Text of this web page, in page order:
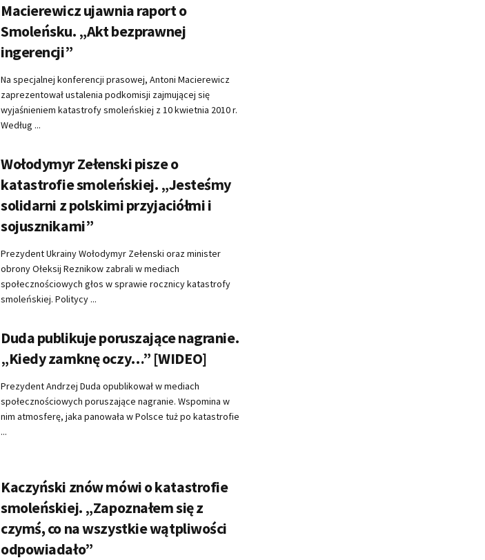
Macierewicz ujawnia raport o
Smoleńsku. „Akt bezprawnej
ingerencji”
Na specjalnej konferencji prasowej, Antoni Macierewicz
zaprezentował ustalenia podkomisji zajmującej się
wyjaśnieniem katastrofy smoleńskiej z 10 kwietnia 2010 r.
Według ...
Wołodymyr Zełenski pisze o
katastrofie smoleńskiej. „Jesteśmy
solidarni z polskimi przyjaciółmi i
sojusznikami”
Prezydent Ukrainy Wołodymyr Zełenski oraz minister
obrony Ołeksij Reznikow zabrali w mediach
społecznościowych głos w sprawie rocznicy katastrofy
smoleńskiej. Politycy ...
Duda publikuje poruszające nagranie.
„Kiedy zamknę oczy…” [WIDEO]
Prezydent Andrzej Duda opublikował w mediach
społecznościowych poruszające nagranie. Wspomina w
nim atmosferę, jaka panowała w Polsce tuż po katastrofie
...
Kaczyński znów mówi o katastrofie
smoleńskiej. „Zapoznałem się z
czymś, co na wszystkie wątpliwości
odpowiadało”